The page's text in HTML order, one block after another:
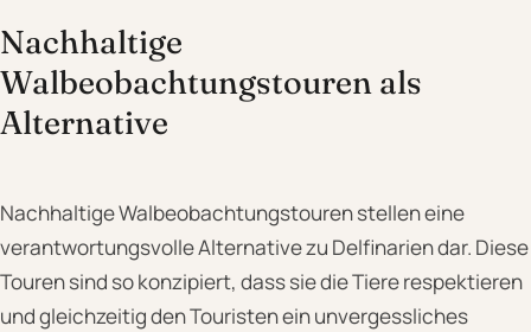
Nachhaltige
Walbeobachtungstouren als
Alternative
Nachhaltige Walbeobachtungstouren stellen eine
verantwortungsvolle Alternative zu Delfinarien dar. Diese
Touren sind so konzipiert, dass sie die Tiere respektieren
und gleichzeitig den Touristen ein unvergessliches